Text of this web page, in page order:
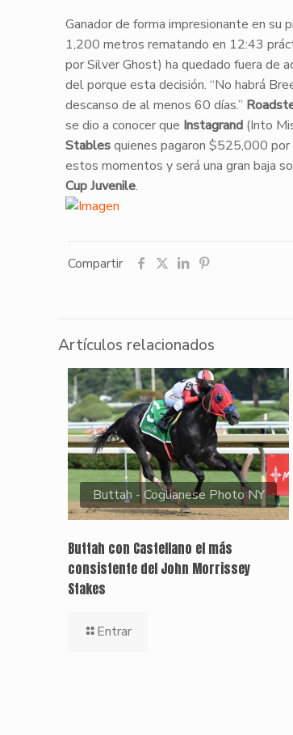
​Ganador de forma impresionante en
1,200 metros rematando en 12:43
por Silver Ghost) ha quedado fuera de
del porque esta decisión. “No habrá
descanso de al menos 60 días.”
se dio a conocer que Instagrand(Into
Stablesquienes pagaron $525,000
estos momentos y será una gran baja
Cup Juvenile.
Compartir
Artículos relacionados
Buttah - Coglianese Photo NY
Buttah con Castellano el más
consistente del John Morrissey
Stakes
Entrar